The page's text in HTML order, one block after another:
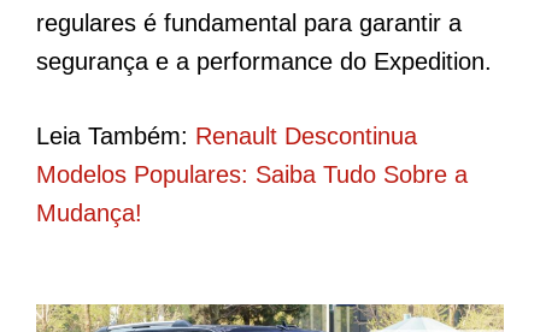
regulares é fundamental para garantir a
segurança e a performance do Expedition.
Leia Também: Renault Descontinua
Modelos Populares: Saiba Tudo Sobre a
Mudança!